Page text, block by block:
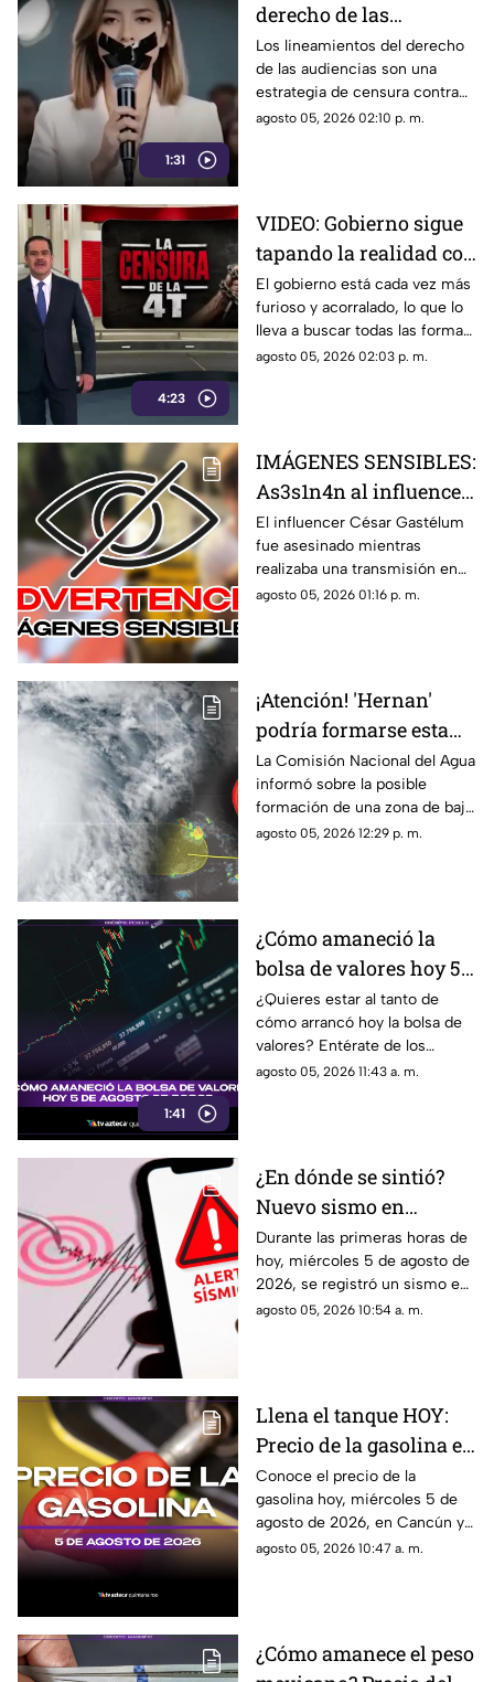
1:31
derecho de las
audiencias: una
estrategia de censura
contra la ciudadanía en
México (VIDEO)
Los lineamientos del derecho
de las audiencias son una
estrategia de censura contra
los ciudadanos. Buscan evitar
quién contestarán.
agosto 05, 2026 02:10 p. m.
4:23
VIDEO: Gobierno sigue
tapando la realidad con
mentiras; busca la
forma de callar a sus
opositores
El gobierno está cada vez más
furioso y acorralado, lo que lo
lleva a buscar todas las formas
posibles de callar a sus
del Rocha con el narco, las
extorsiones o el cobro de piso.
agosto 05, 2026 02:03 p. m.
IMÁGENES SENSIBLES:
As3s1n4n al influencer
César Gastélum
mientras realizaba una
transmisión en vivo;
esto se sabe
El influencer César Gastélum
fue asesinado mientras
realizaba una transmisión en
vivo en sus redes sociales.
agosto 05, 2026 01:16 p. m.
¡Atención! 'Hernan'
podría formarse esta
semana; ¿cuál es la
ubicación del potencial
ciclón tropical?
La Comisión Nacional del Agua
informó sobre la posible
formación de una zona de baja
presión con potencial
agosto 05, 2026 12:29 p. m.
1:41
¿Cómo amaneció la
bolsa de valores hoy 5
de agosto de 2026?
¿Quieres estar al tanto de
cómo arrancó hoy la bolsa de
valores? Entérate de los
detalles de este 5 de agosto
agosto 05, 2026 11:43 a. m.
¿En dónde se sintió?
Nuevo sismo en
México HOY: Epicentro
y magnitud del temblor
de este miércoles 5 de
agosto de 2026
Durante las primeras horas de
hoy, miércoles 5 de agosto de
2026, se registró un sismo en
México. Te decimos en donde
agosto 05, 2026 10:54 a. m.
Llena el tanque HOY:
Precio de la gasolina en
Quintana Roo este
miércoles 5 de agosto
de 2026
Conoce el precio de la
gasolina hoy, miércoles 5 de
agosto de 2026, en Cancún y
el resto de Quintana Roo. Este
agosto 05, 2026 10:47 a. m.
¿Cómo amanece el peso